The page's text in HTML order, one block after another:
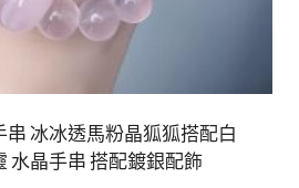
冰冰透馬粉晶狐狐搭配白
水晶手串 搭配鍍銀配飾